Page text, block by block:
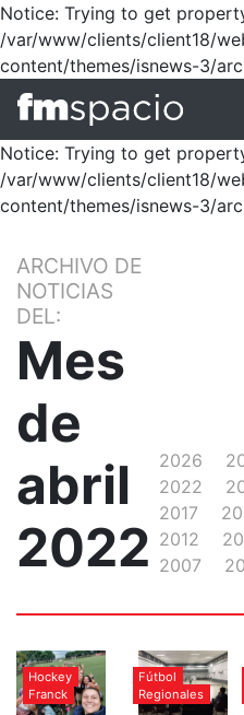
Notice: Trying to get
/var/www/clients/client18/
content/themes/isnews-3/
Notice: Trying to get
/var/www/clients/client18/
content/themes/isnews-3/
ARCHIVO DE
NOTICIAS
DEL:
Mes
de
abril
2022
2026
2022
2017
2012
2007
Hockey
Franck
Fútbol
Regionales